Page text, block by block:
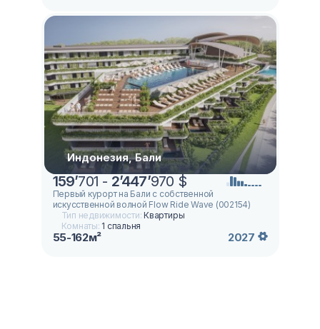
Индонезия, Бали
159’701 - 2’447’970 $
Первый курорт на Бали с собственной
искусственной волной Flow Ride Wave (002154)
Тип недвижимости:Квартиры
Комнаты: 1 спальня
55-162м² 2027